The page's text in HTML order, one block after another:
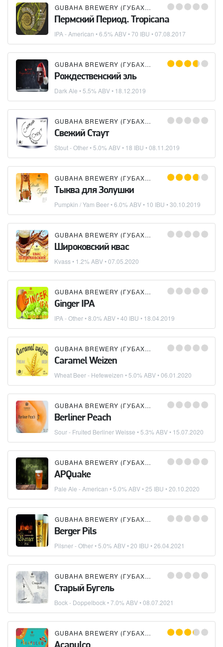
GUBAHA BREWERY (ГУБАХИНСКАЯ ПИВОВАРНЯ)
Пермский Период. Tropicana
IPA - American • 6.5% ABV • 70 IBU •07.08.2017
GUBAHA BREWERY (ГУБАХИНСКАЯ ПИВОВАРНЯ)
Рождественский эль
Dark Ale • 5.5% ABV • 18.12.2019
GUBAHA BREWERY (ГУБАХИНСКАЯ ПИВОВАРНЯ)
Свежий Стаут
Stout - Other• 5.0% ABV • 18 IBU •08.11.2019
GUBAHA BREWERY (ГУБАХИНСКАЯ ПИВОВАРНЯ)
Тыква для Золушки
Pumpkin / Yam Beer• 6.0% ABV • 10 IBU •30.10.2019
GUBAHA BREWERY (ГУБАХИНСКАЯ ПИВОВАРНЯ)
Широковский квас
Kvass• 1.2% ABV •07.05.2020
GUBAHA BREWERY (ГУБАХИНСКАЯ ПИВОВАРНЯ)
Ginger IPA
IPA - Other• 8.0% ABV • 40 IBU • 18.04.2019
GUBAHA BREWERY (ГУБАХИНСКАЯ ПИВОВАРНЯ)
Caramel Weizen
Wheat Beer - Hefeweizen • 5.0% ABV •06.01.2020
GUBAHA BREWERY (ГУБАХИНСКАЯ ПИВОВАРНЯ)
Berliner Peach
Sour - Fruited Berliner Weisse • 5.3% ABV • 15.07.2020
GUBAHA BREWERY (ГУБАХИНСКАЯ ПИВОВАРНЯ)
APQuake
Pale Ale - American • 5.0% ABV • 25 IBU •20.10.2020
GUBAHA BREWERY (ГУБАХИНСКАЯ ПИВОВАРНЯ)
Berger Pils
Pilsner - Other• 5.0% ABV • 20 IBU •26.04.2021
GUBAHA BREWERY (ГУБАХИНСКАЯ ПИВОВАРНЯ)
Старый Бугель
Bock - Doppelbock • 7.0% ABV •08.07.2021
GUBAHA BREWERY (ГУБАХИНСКАЯ ПИВОВАРНЯ)